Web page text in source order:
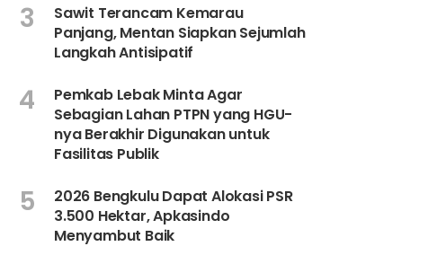
3
Sawit Terancam Kemarau
Panjang, Mentan Siapkan Sejumlah
Langkah Antisipatif
4
Pemkab Lebak Minta Agar
Sebagian Lahan PTPN yang HGU-
nya Berakhir Digunakan untuk
Fasilitas Publik
5
2026 Bengkulu Dapat Alokasi PSR
3.500 Hektar, Apkasindo
Menyambut Baik